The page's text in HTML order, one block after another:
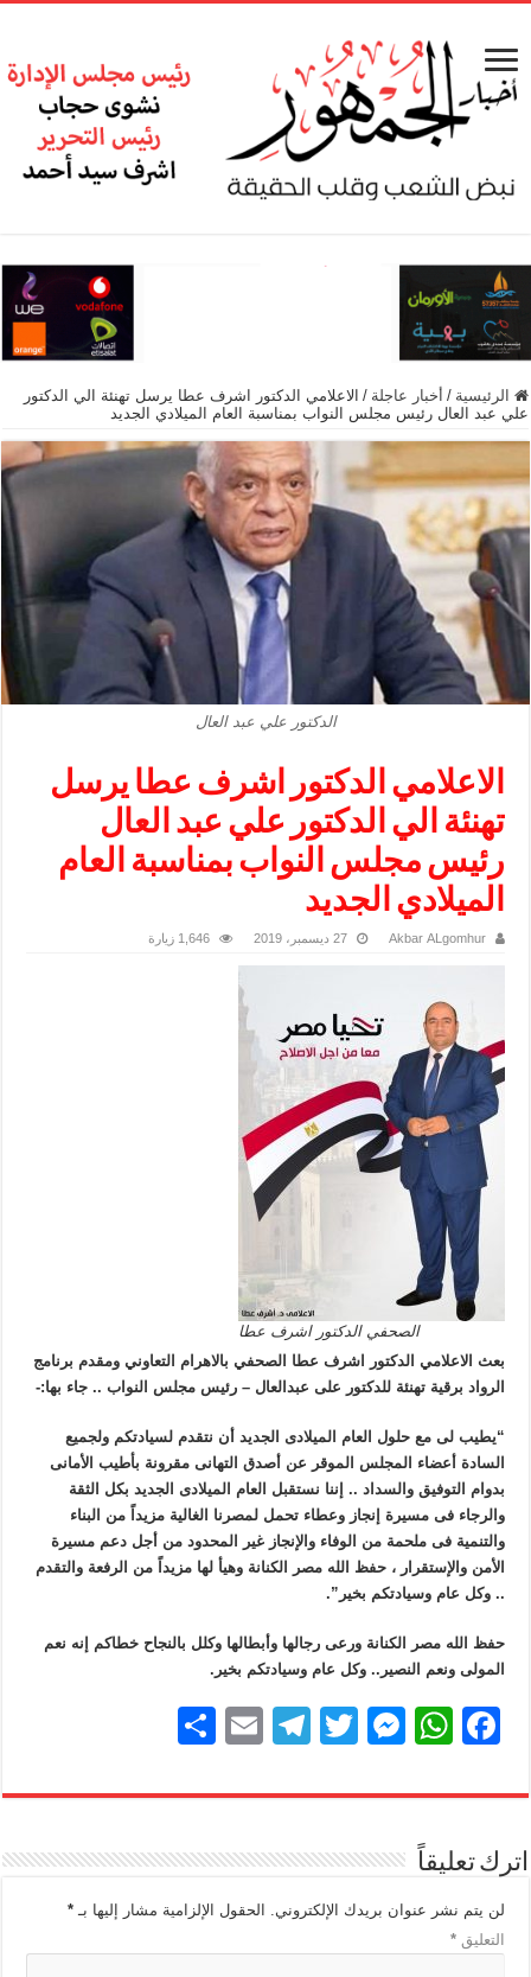
الرئيسية / أخبار عاجلة / الاعلامي الدكتور اشرف عطا يرسل تهنئة الي الدكتور
علي عبد العال رئيس مجلس النواب بمناسبة العام الميلادي الجديد
الدكتور علي عبد العال
الاعلامي الدكتور اشرف عطا يرسل
تهنئة الي الدكتور علي عبد العال
رئيس مجلس النواب بمناسبة العام
الميلادي الجديد
Akbar ALgomhur 27 ديسمبر، 2019 1,646 زيارة
الصحفي الدكتور اشرف عطا
بعث الاعلامي الدكتور اشرف عطا الصحفي بالاهرام التعاوني ومقدم برنامج
الرواد برقية تهنئة للدكتور على عبدالعال – رئيس مجلس النواب .. جاء بها:-
“يطيب لى مع حلول العام الميلادى الجديد أن نتقدم لسيادتكم ولجميع
السادة أعضاء المجلس الموقر عن أصدق التهانى مقرونة بأطيب الأمانى
بدوام التوفيق والسداد .. إننا نستقبل العام الميلادى الجديد بكل الثقة
والرجاء فى مسيرة إنجاز وعطاء تحمل لمصرنا الغالية مزيداً من البناء
والتنمية فى ملحمة من الوفاء والإنجاز غير المحدود من أجل دعم مسيرة
الأمن والإستقرار ، حفظ الله مصر الكنانة وهيأ لها مزيداً من الرفعة والتقدم
.. وكل عام وسيادتكم بخير”.
حفظ الله مصر الكنانة ورعى رجالها وأبطالها وكلل بالنجاح خطاكم إنه نعم
المولى ونعم النصير.. وكل عام وسيادتكم بخير .
F
c
e
b
o
o
W
at
A
p
p
M
ss
n
g
er
T
tt
T
e
a
m
E
ail
ar
اترك تعليقاً
لن يتم نشر عنوان بريدك الإلكتروني. الحقول الإلزامية مشار إليها بـ*
التعليق*